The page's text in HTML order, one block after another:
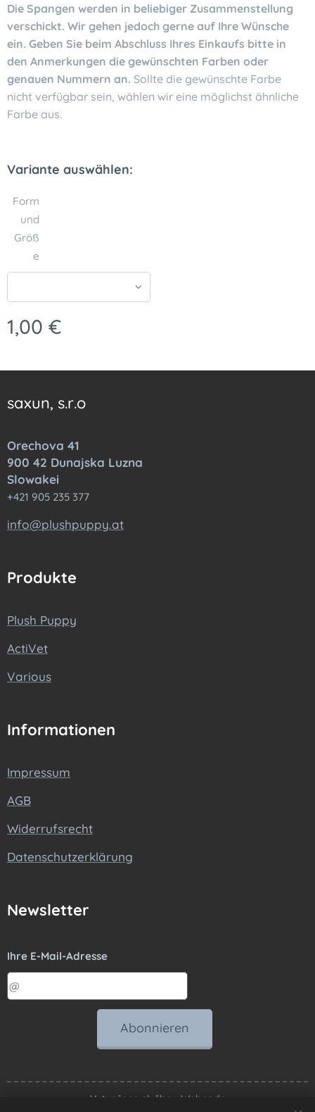
Die Spangen werden in beliebiger Zusammenstellung
verschickt. Wir gehen jedoch gerne auf Ihre Wünsche
ein. Geben Sie beim Abschluss Ihres Einkaufs bitte in
den Anmerkungen die gewünschten Farben oder
genauen Nummern an. Sollte die gewünschte Farbe
nicht verfügbar sein, wählen wir eine möglichst ähnliche
Farbe aus.
Variante auswählen:
Form
und
Größ
e
1,00 €
saxun, s.r.o
Orechova 41
900 42 Dunajska Luzna
Slowakei
+421 905 235 377
info@plushpuppy.at
Produkte
Plush Puppy
ActiVet
Various
Informationen
Impressum
AGB
Widerrufsrecht
Datenschutzerklärung
Newsletter
Ihre E-Mail-Adresse
Abonnieren
Vytvořeno službou Webnode